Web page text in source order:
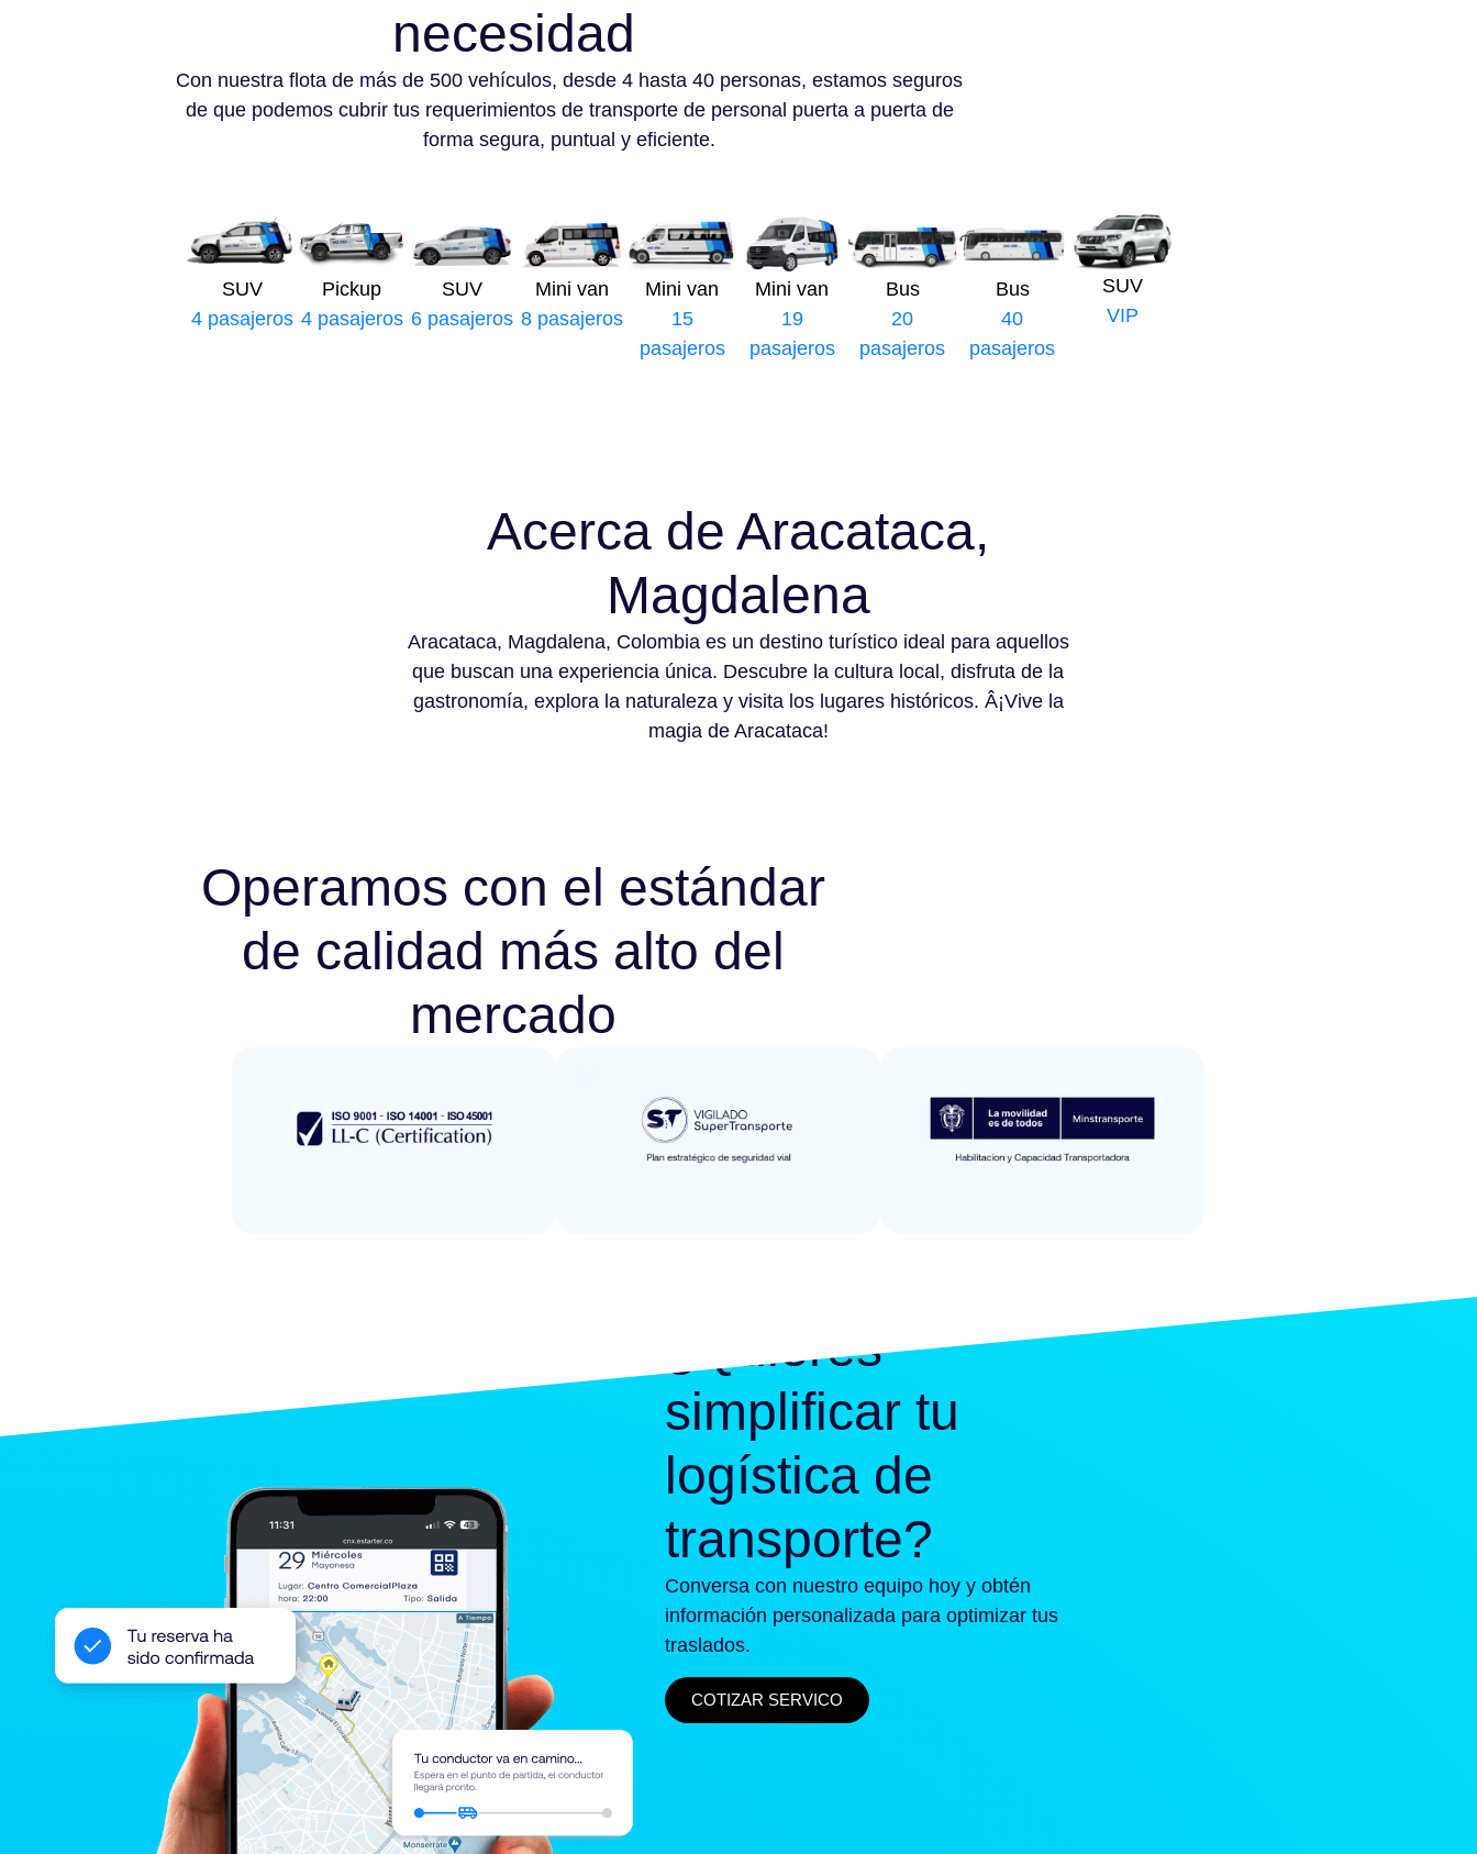
necesidad
Con nuestra flota de más de 500 vehículos, desde 4 hasta 40 personas, estamos seguros
de que podemos cubrir tus requerimientos de transporte de personal puerta a puerta de
forma segura, puntual y eficiente.
SUV
4 pasajeros
Pickup
4 pasajeros
SUV
6 pasajeros
Mini van
8 pasajeros
Mini van
15
pasajeros
Mini van
19
pasajeros
Bus
20
pasajeros
Bus
40
pasajeros
SUV
VIP
Acerca de Aracataca,
Magdalena
Aracataca, Magdalena, Colombia es un destino turístico ideal para aquellos
que buscan una experiencia única. Descubre la cultura local, disfruta de la
gastronomía, explora la naturaleza y visita los lugares históricos. Â¡Vive la
magia de Aracataca!
Operamos con el estándar
de calidad más alto del
mercado
¿Quieres
simplificar tu
logística de
transporte?
Conversa con nuestro equipo hoy y obtén
información personalizada para optimizar tus
traslados.
COTIZAR SERVICO